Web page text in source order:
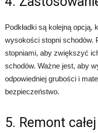
Podkładki są kolejną
wysokości stopni schodów.
stopniami, aby zwiększyć
schodów. Ważne jest, aby
odpowiedniej grubości i
bezpieczeństwo.
5. Remont